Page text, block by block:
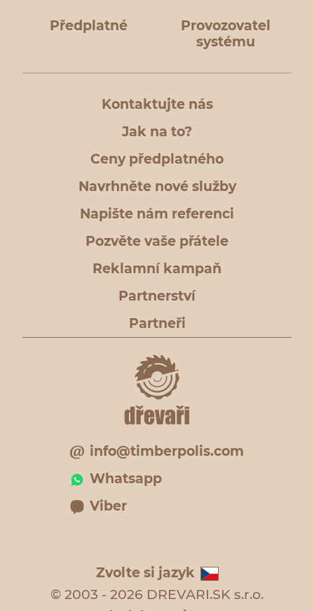
Předplatné
Provozovatel
systému
Kontaktujte nás
Jak na to?
Ceny předplatného
Navrhněte nové služby
Napište nám referenci
Pozvěte vaše přátele
Reklamní kampaň
Partnerství
Partneři
info@timberpolis.com
Whatsapp
Viber
Zvolte si jazyk
© 2003 - 2026 DREVARI.SK s.r.o.